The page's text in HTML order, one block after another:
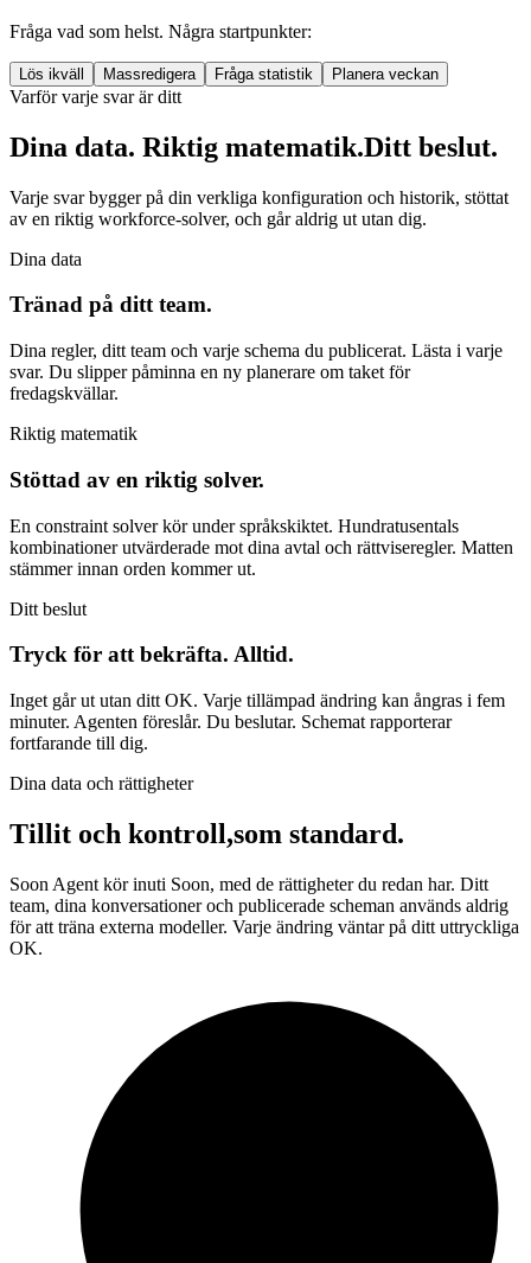
Fråga vad som helst. Några startpunkter:
Lös ikväll Massredigera Fråga statistik Planera veckan
Varför varje svar är ditt
Dina data. Riktig matematik.Ditt beslut.
Varje svar bygger på din verkliga konfiguration och historik, stöttat
av en riktig workforce-solver, och går aldrig ut utan dig.
Dina data
Tränad på ditt team.
Dina regler, ditt team och varje schema du publicerat. Lästa i varje
svar. Du slipper påminna en ny planerare om taket för
fredagskvällar.
Riktig matematik
Stöttad av en riktig solver.
En constraint solver kör under språkskiktet. Hundratusentals
kombinationer utvärderade mot dina avtal och rättviseregler. Matten
stämmer innan orden kommer ut.
Ditt beslut
Tryck för att bekräfta. Alltid.
Inget går ut utan ditt OK. Varje tillämpad ändring kan ångras i fem
minuter. Agenten föreslår. Du beslutar. Schemat rapporterar
fortfarande till dig.
Dina data och rättigheter
Tillit och kontroll,som standard.
Soon Agent kör inuti Soon, med de rättigheter du redan har. Ditt
team, dina konversationer och publicerade scheman används aldrig
för att träna externa modeller. Varje ändring väntar på ditt uttryckliga
OK.